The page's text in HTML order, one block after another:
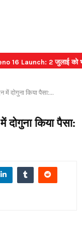
2 जुलाई को भारत में
में दोगुना किया पैसा:…
किया पैसा: